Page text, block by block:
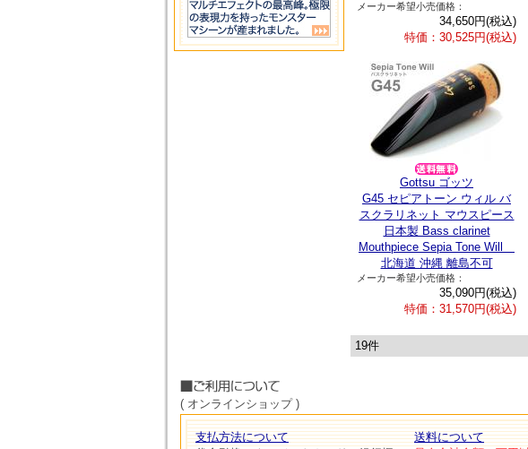
メーカー希望小売価格：
34,650円(税込)
特価：30,525円(税込)
Gottsu ゴッツ
G45 セピアトーン ウィル バ
スクラリネット マウスピース
日本製 Bass clarinet
Mouthpiece Sepia Tone Will
北海道 沖縄 離島不可
メーカー希望小売価格：
35,090円(税込)
特価：31,570円(税込)
19件
( オンラインショップ )
支払方法について
送料について